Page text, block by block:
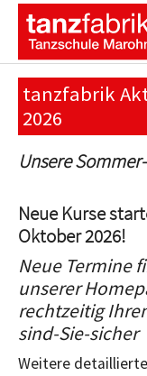
Zum Hauptinhalt
tanzfabrik
2026
Unsere
Neue Kurse
Oktober 2026!
Neue Termine
unserer
rechtzeitig
sind-Sie-sicher
Weitere